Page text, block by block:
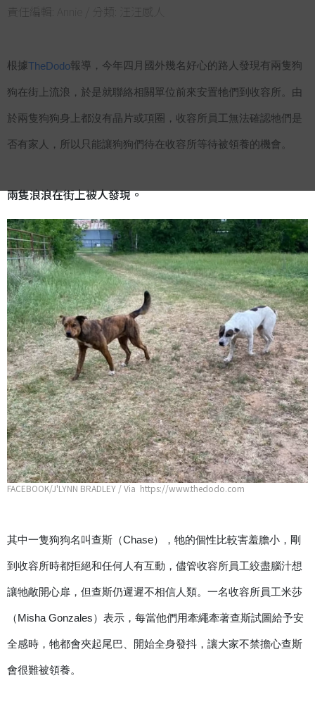
責任編輯: / 分類: 汪汪感人
根據TheDodo報導，今年四月國外幾名好心的路人發現有兩隻狗
狗在街上流浪，於是就聯絡相關單位前來安置牠們到收容所。由
於兩隻狗狗身上都沒有晶片或項圈，收容所員工無法確認牠們是
否有家人，所以只能讓狗狗們待在收容所等待被領養的機會。
兩隻浪浪在街上被人發現。
FACEBOOK/J'LYNN BRADLEY / Via https://www.thedodo.com
其中一隻狗狗名叫查斯（Chase），牠的個性比較害羞膽小，剛
到收容所時都拒絕和任何人有互動，儘管收容所員工絞盡腦汁想
讓牠敞開心扉，但查斯仍遲遲不相信人類。一名收容所員工米莎
（Misha Gonzales）表示，每當他們用牽繩牽著查斯試圖給予安
全感時，牠都會夾起尾巴、開始全身發抖，讓大家不禁擔心查斯
會很難被領養。